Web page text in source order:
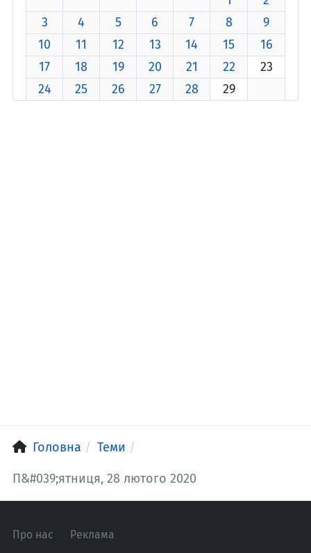
3
4 5 6 7 8
9
10
11 12 13 14 15
16
17
18 19 20 21 22
23
24
25 26 27 28 29
Головна Теми
П&#039;ятниця, 28 лютого 2020
Про нас Реклама